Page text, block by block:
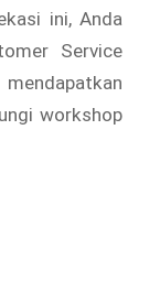
ini, Anda
Service
workshop